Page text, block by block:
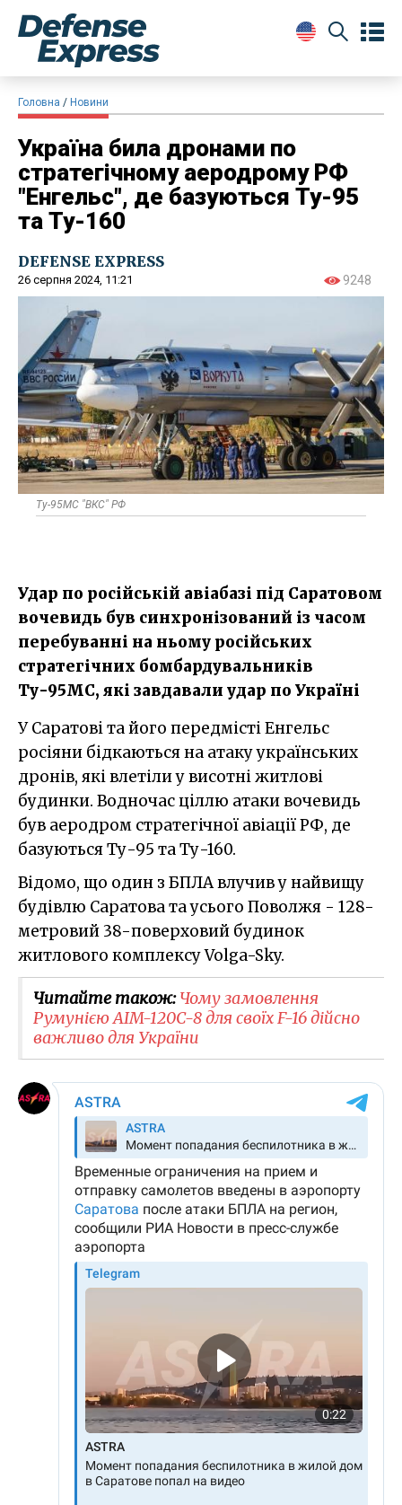
Головна Новини
Україна била дронами по
стратегічному аеродрому РФ
"Енгельс", де базуються Ту-95
та Ту-160
DEFENSE EXPRESS
26 серпня 2024, 11:21 9248
Ту-95МС "ВКС" РФ
Удар по російській авіабазі під Саратовом
вочевидь був синхронізований із часом
перебуванні на ньому російських
стратегічних бомбардувальників
Ту-95МС, які завдавали удар по Україні
У Саратові та його передмісті Енгельс
росіяни бідкаються на атаку українських
дронів, які влетіли у висотні житлові
будинки. Водночас ціллю атаки вочевидь
був аеродром стратегічної авіації РФ, де
базуються Ту-95 та Ту-160.
Відомо, що один з БПЛА влучив у найвищу
будівлю Саратова та усього Поволжя - 128-
метровий 38-поверховий будинок
житлового комплексу Volga-Sky.
Читайте також:Чому замовлення
Румунією AIM-120C-8 для своїх F-16 дійсно
важливо для України